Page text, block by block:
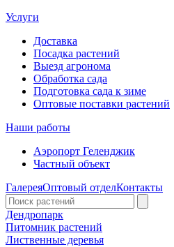
Услуги
Доставка
Посадка растений
Выезд агронома
Обработка сада
Подготовка сада к зиме
Оптовые поставки растений
Наши работы
Аэропорт Геленджик
Частный объект
ГалереяОптовый отделКонтакты
Дендропарк
Питомник растений
Лиственные деревья